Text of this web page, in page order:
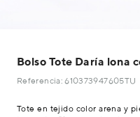
Bolso Tote Daría lona
Referencia: 610373947605TU
Tote en tejido color arena y